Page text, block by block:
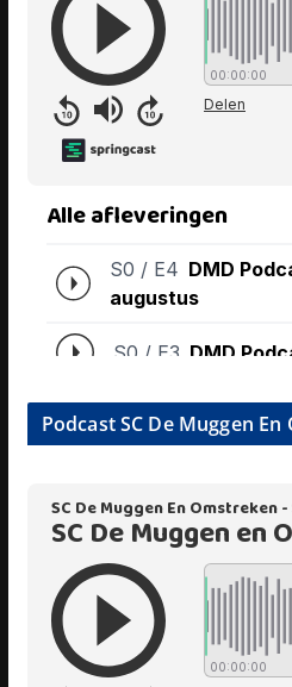
Podcast SC De Muggen